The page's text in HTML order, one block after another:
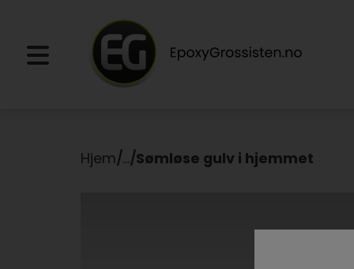
Hjem/.../Sømløse gulv i hjemmet